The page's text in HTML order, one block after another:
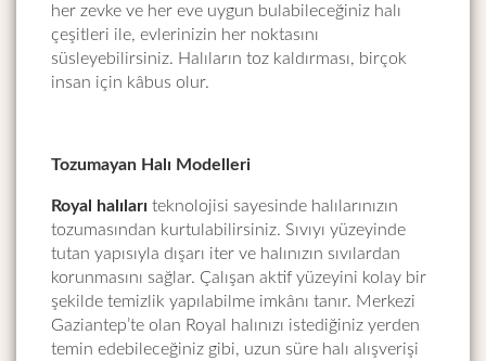
her zevke ve her eve uygun bulabileceğiniz halı
çeşitleri ile, evlerinizin her noktasını
süsleyebilirsiniz. Halıların toz kaldırması, birçok
insan için kâbus olur.
Tozumayan Halı Modelleri
Royal halıları teknolojisi sayesinde halılarınızın
tozumasından kurtulabilirsiniz. Sıvıyı yüzeyinde
tutan yapısıyla dışarı iter ve halınızın sıvılardan
korunmasını sağlar. Çalışan aktif yüzeyini kolay bir
şekilde temizlik yapılabilme imkânı tanır. Merkezi
Gaziantep’te olan Royal halınızı istediğiniz yerden
temin edebileceğiniz gibi, uzun süre halı alışverişi